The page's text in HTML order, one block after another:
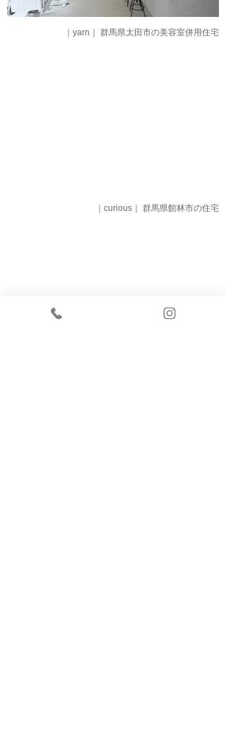
｜yarn｜ 群馬県太田市の美容室併用住宅
｜curious｜ 群馬県館林市の住宅